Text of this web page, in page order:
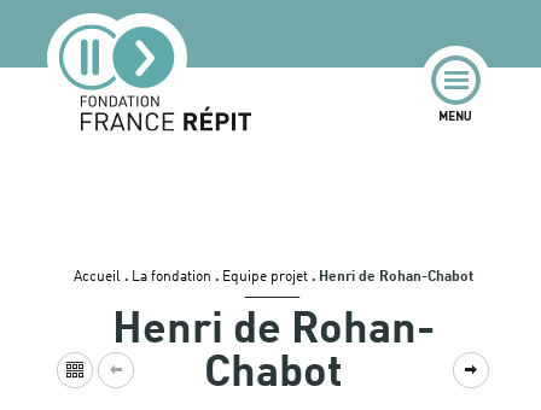
Accueil. La fondation . Equipe projet. Henri de Rohan-Chabot
Henri de Rohan-
Chabot